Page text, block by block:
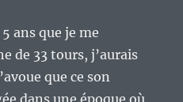
ans que je me
de 33 tours, j’aurais
que ce son